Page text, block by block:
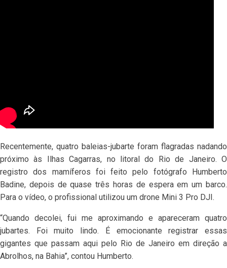
Recentemente, quatro baleias-jubarte foram flagradas nadando
próximo às Ilhas Cagarras, no litoral do Rio de Janeiro. O
registro dos mamíferos foi feito pelo fotógrafo Humberto
Badine, depois de quase três horas de espera em um barco.
Para o vídeo, o profissional utilizou um drone Mini 3 Pro DJI.
“Quando decolei, fui me aproximando e apareceram quatro
jubartes. Foi muito lindo. É emocionante registrar essas
gigantes que passam aqui pelo Rio de Janeiro em direção a
Abrolhos, na Bahia”, contou Humberto.